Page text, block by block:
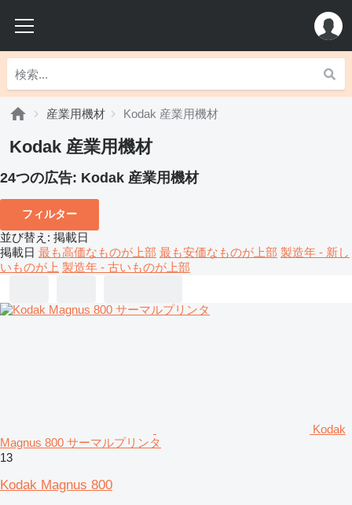
産業用機材 Kodak 産業用機材
Kodak 産業用機材
24つの広告: Kodak 産業用機材
フィルター
並び替え : 掲載日
掲載日 最も高価なものが上部 最も安価なものが上部 製造年 - 新し
いものが上 製造年 - 古いものが上部
Kodak
Magnus 800 サーマルプリンタ
13
Kodak Magnus 800